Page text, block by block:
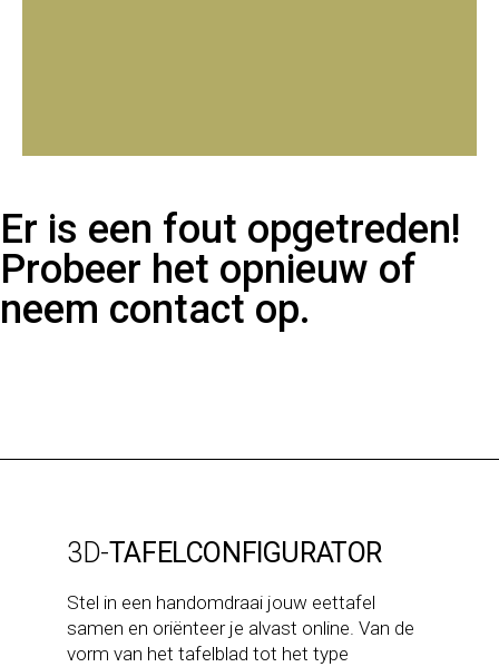
Er is een fout opgetreden!
Probeer het opnieuw of
neem contact op.
3D-TAFELCONFIGURATOR
Stel in een handomdraai jouw eettafel
samen en oriënteer je alvast online. Van de
vorm van het tafelblad tot het type